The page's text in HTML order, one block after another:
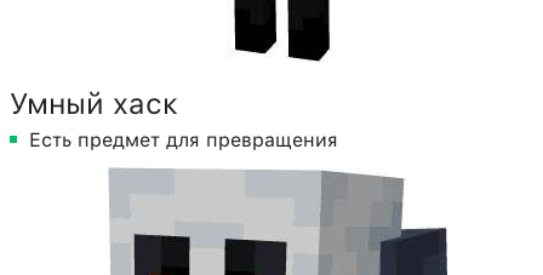
Умный хаск
Есть предмет для превращения